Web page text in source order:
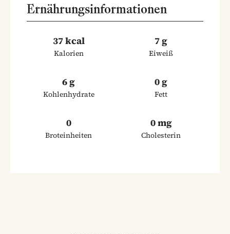
Ernährungsinformationen
37 kcal
Kalorien
7 g
Eiweiß
6 g
Kohlenhydrate
0 g
Fett
0
Broteinheiten
0 mg
Cholesterin